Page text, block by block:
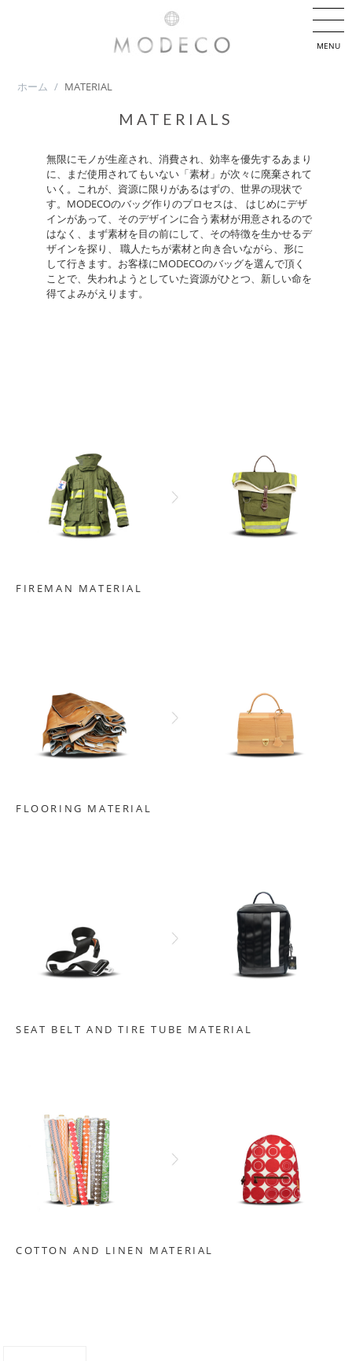
ホーム / MATERIAL
MATERIALS
無限にモノが生産され、消費され、効率を優先するあまり
に、まだ使用されてもいない「素材」が次々に廃棄されて
いく。これが、資源に限りがあるはずの、世界の現状で
す。MODECOのバッグ作りのプロセスは、 はじめにデザ
インがあって、そのデザインに合う素材が用意されるので
はなく、まず素材を目の前にして、その特徴を生かせるデ
ザインを探り、 職人たちが素材と向き合いながら、形に
して行きます。お客様にMODECOのバッグを選んで頂く
ことで、失われようとしていた資源がひとつ、新しい命を
得てよみがえります。
FIREMAN MATERIAL
FLOORING MATERIAL
SEAT BELT AND TIRE TUBE MATERIAL
COTTON AND LINEN MATERIAL
MENU